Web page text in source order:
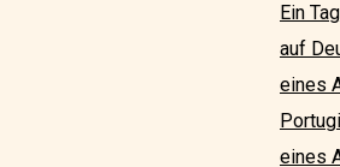
Ein
auf
eines
eines